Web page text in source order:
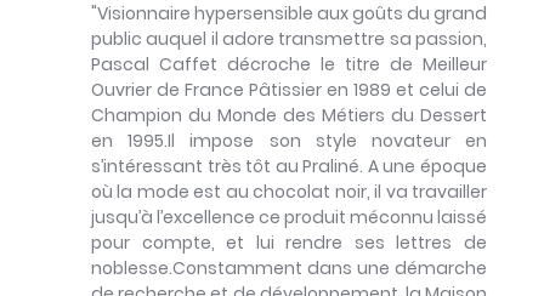
"Visionnaire hypersensible aux goûts du grand
public auquel il adore transmettre sa passion,
Pascal Caffet décroche le titre de Meilleur
Ouvrier de France Pâtissier en 1989 et celui de
Champion du Monde des Métiers du Dessert
en 1995.Il impose son style novateur en
s’intéressant très tôt au Praliné. A une époque
où la mode est au chocolat noir, il va travailler
jusqu’à l’excellence ce produit méconnu laissé
pour compte, et lui rendre ses lettres de
noblesse.Constamment dans une démarche